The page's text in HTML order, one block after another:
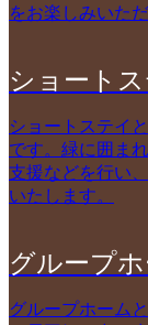
をお楽しみいただ
ショート
ショートステイ
です。緑に囲ま
支援などを行い
いたします。
グループ
グループホーム